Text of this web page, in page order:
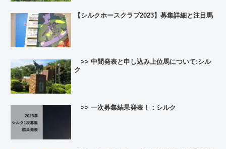
【シルクホースクラブ2023】募集詳細と注目馬
>> 中間発表と申し込み上位馬について:シル
ク
>> 一次募集結果発表！：シルク